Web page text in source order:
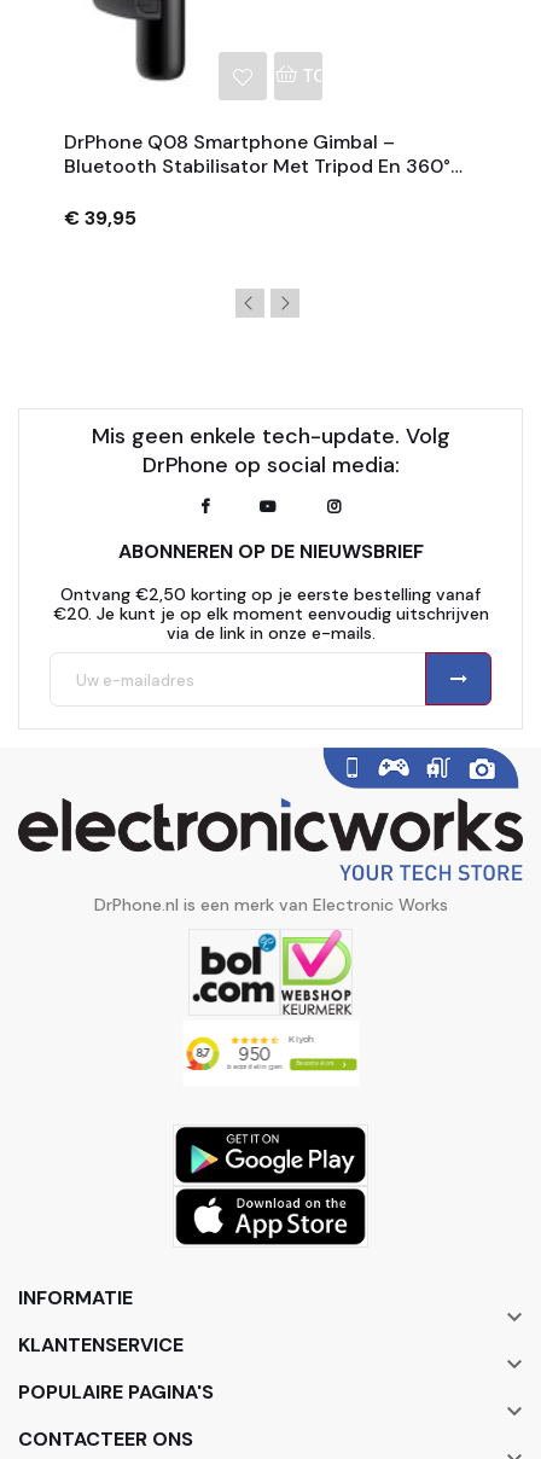
TOEVOEGEN AAN
DrPhone Q08 Smartphone Gimbal –
Bluetooth Stabilisator Met Tripod En 360°
€ 39,95
Mis geen enkele tech-update. Volg
DrPhone op social media:
ABONNEREN OP DE NIEUWSBRIEF
Ontvang €2,50 korting op je eerste bestelling vanaf
€20. Je kunt je op elk moment eenvoudig uitschrijven
via de link in onze e-mails.
DrPhone.nl is een merk van Electronic Works
INFORMATIE

KLANTENSERVICE

POPULAIRE PAGINA'S

CONTACTEER ONS